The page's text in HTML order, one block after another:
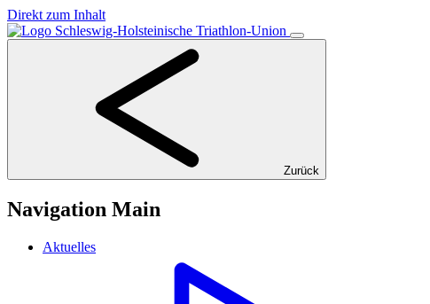
Direkt zum Inhalt
Zurück
Navigation Main
Aktuelles